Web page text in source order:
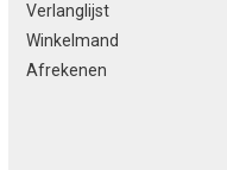
Verlanglijst
Winkelmand
Afrekenen